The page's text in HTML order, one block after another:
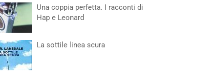
Una coppia perfetta. I racconti di
Hap e Leonard
La sottile linea scura